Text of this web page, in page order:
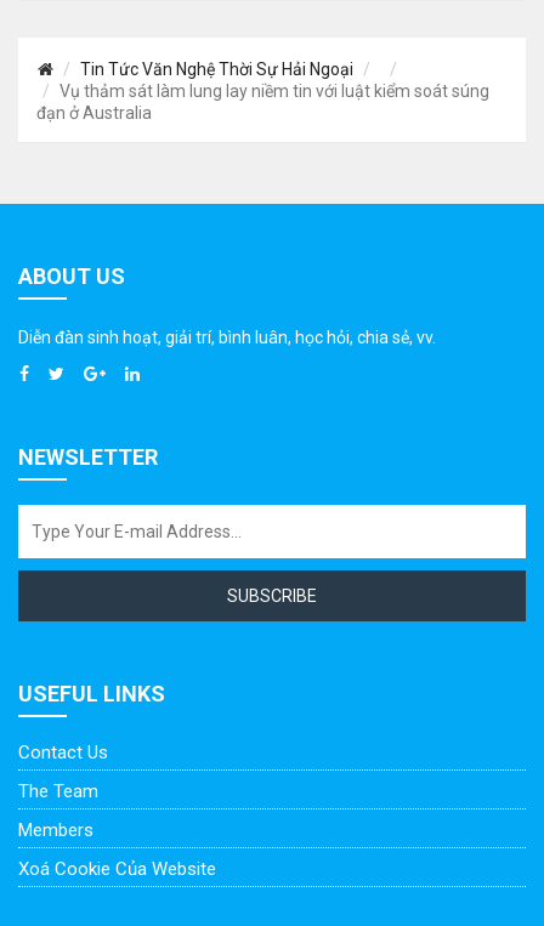
Tin Tức Văn Nghệ Thời Sự Hải Ngoại
Vụ thảm sát làm lung lay niềm tin với luật kiểm soát súng
đạn ở Australia
ABOUT US
Diễn đàn sinh hoạt, giải trí, bình luân, học hỏi, chia sẻ, vv.
NEWSLETTER
SUBSCRIBE
USEFUL LINKS
Contact Us
The Team
Members
Xoá Cookie Của Website